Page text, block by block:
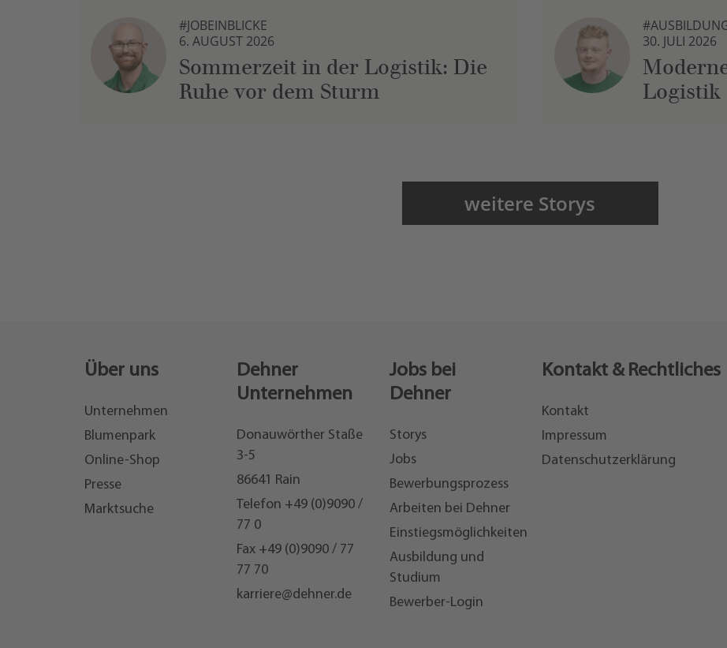
#JOBEINBLICKE
6. AUGUST 2026
Sommerzeit in der Logistik: Die
Ruhe vor dem Sturm
30. JULI 2026
Logistik
weitere Storys
Über uns
Unternehmen
Blumenpark
Online-Shop
Presse
Marktsuche
Dehner
Unternehmen
Donauwörther Staße
3-5
86641 Rain
Telefon +49 (0)9090 /
77 0
Fax +49 (0)9090 / 77
77 70
karriere@dehner.de
Jobs bei
Dehner
Storys
Jobs
Bewerbungsprozess
Arbeiten bei Dehner
Einstiegsmöglichkeiten
Ausbildung und
Studium
Bewerber-Login
Kontakt & Rechtliches
Kontakt
Impressum
Datenschutzerklärung